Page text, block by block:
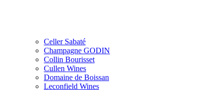
Celler Sabaté
Champagne GODIN
Collin Bourisset
Cullen Wines
Domaine de Boissan
Leconfield Wines